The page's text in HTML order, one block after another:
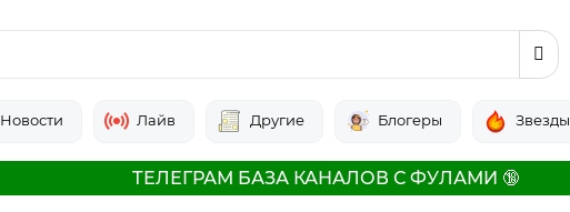
Новости Лайв Другие Блогеры Звезды
ТЕЛЕГРАМ БАЗА КАНАЛОВ С ФУЛАМИ 🔞